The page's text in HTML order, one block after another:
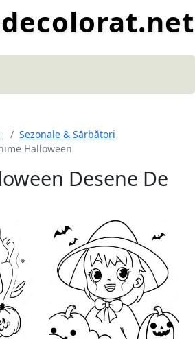
Sezonale & Sărbători
Halloween
Desene De